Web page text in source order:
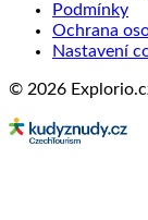
Podmínky
Ochrana
Nastavení
© 2026